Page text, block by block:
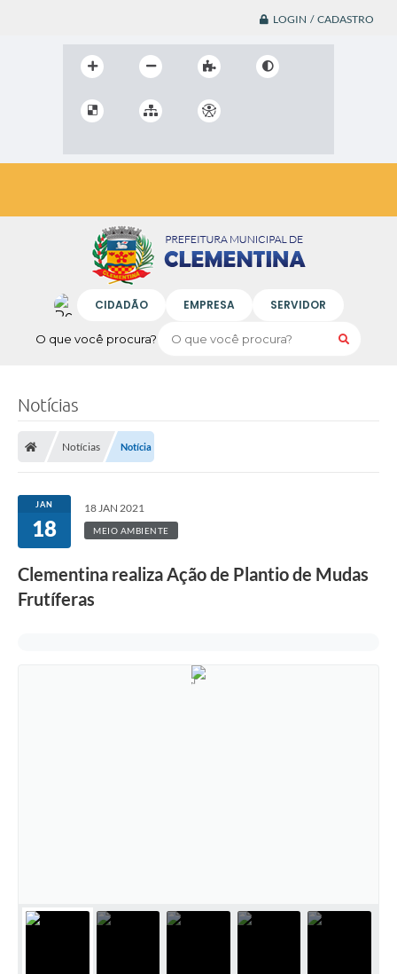
LOGIN / CADASTRO
O que você procura?
CIDADÃO EMPRESA SERVIDOR
Notícias
Notícias Notícia
JAN
18
18 JAN 2021
MEIO AMBIENTE
Clementina realiza Ação de Plantio de Mudas
Frutíferas